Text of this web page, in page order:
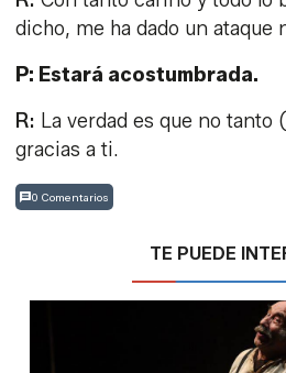
0 Comentarios
TE PUEDE
Paco de La Zaranda se
compañía teatral suspende